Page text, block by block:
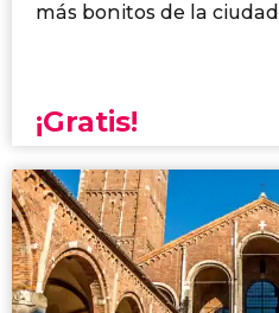
más bonitos de la ciudad
¡Gratis!